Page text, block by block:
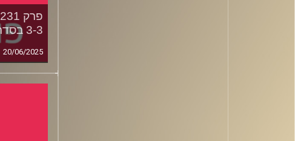
3-3 בסדרת הגמר
20/06/2025